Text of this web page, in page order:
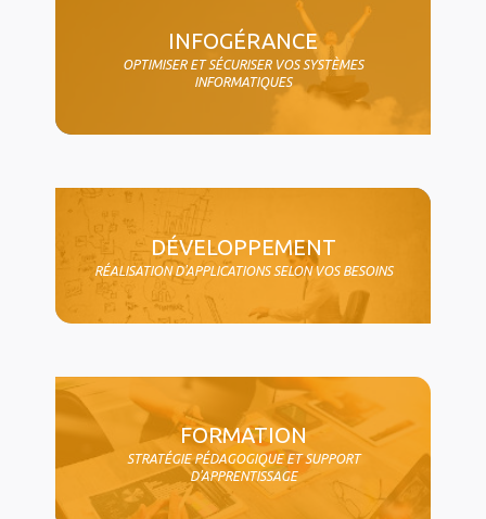
INFOGÉRANCE
OPTIMISER ET SÉCURISER VOS SYSTÈMES
INFORMATIQUES
DÉVELOPPEMENT
RÉALISATION D'APPLICATIONS SELON VOS BESOINS
FORMATION
STRATÉGIE PÉDAGOGIQUE ET SUPPORT
D'APPRENTISSAGE